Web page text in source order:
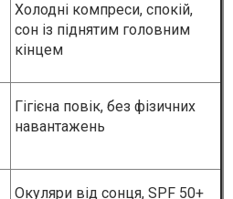
Холодні компреси, спокій,
сон із піднятим головним
кінцем
Гігієна повік, без фізичних
навантажень
Окуляри від сонця, SPF 50+